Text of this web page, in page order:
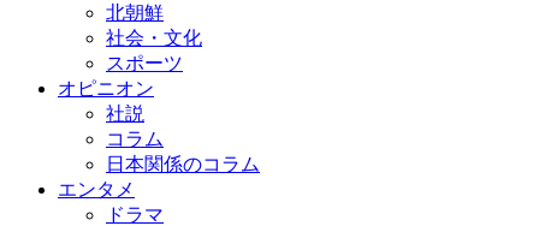
北朝鮮
社会・文化
スポーツ
オピニオン
社説
コラム
日本関係のコラム
エンタメ
ドラマ